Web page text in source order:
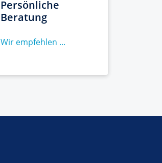
Persönliche
Beratung
Wir empfehlen ...